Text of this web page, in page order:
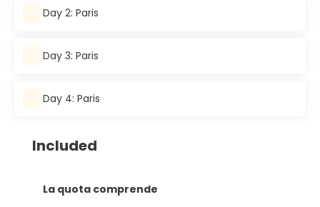
Day 2: Paris
Day 3: Paris
Day 4: Paris
Included
La quota comprende